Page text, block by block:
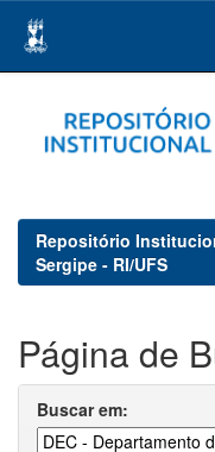
navigation
Repositório
Sergipe - RI/UFS
Página de
Buscar em: